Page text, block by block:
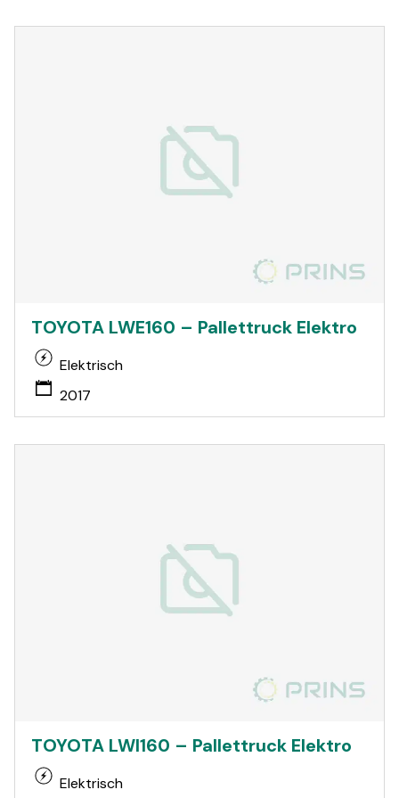
TOYOTA LWE160 – Pallettruck Elektro
Elektrisch
2017
TOYOTA LWI160 – Pallettruck Elektro
Elektrisch